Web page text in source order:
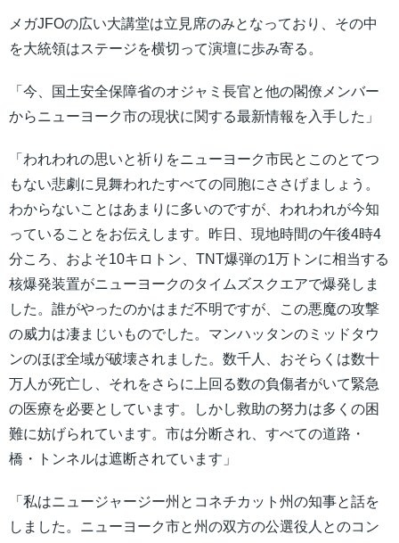
メガJFOの広い大講堂は立見席のみとなっており、その中
を大統領はステージを横切って演壇に歩み寄る。
「今、国土安全保障省のオジャミ長官と他の閣僚メンバー
からニューヨーク市の現状に関する最新情報を入手した」
「われわれの思いと祈りをニューヨーク市民とこのとてつ
もない悲劇に見舞われたすべての同胞にささげましょう。
わからないことはあまりに多いのですが、われわれが今知
っていることをお伝えします。昨日、現地時間の午後4時4
分ころ、およそ10キロトン、TNT爆弾の1万トンに相当する
核爆発装置がニューヨークのタイムズスクエアで爆発しま
した。誰がやったのかはまだ不明ですが、この悪魔の攻撃
の威力は凄まじいものでした。マンハッタンのミッドタウ
ンのほぼ全域が破壊されました。数千人、おそらくは数十
万人が死亡し、それをさらに上回る数の負傷者がいて緊急
の医療を必要としています。しかし救助の努力は多くの困
難に妨げられています。市は分断され、すべての道路・
橋・トンネルは遮断されています」
「私はニュージャージー州とコネチカット州の知事と話を
しました。ニューヨーク市と州の双方の公選役人とのコン